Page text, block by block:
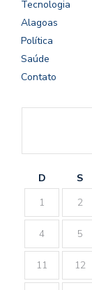
Tecnologia
Alagoas
Política
Saúde
Contato
D S
1
2
4 5
11 12